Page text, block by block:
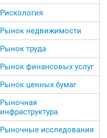
Рискология
Рынок недвижимости
Рынок труда
Рынок финансовых услуг
Рынок ценных бумаг
Рыночная
инфраструктура
Рыночные исследования